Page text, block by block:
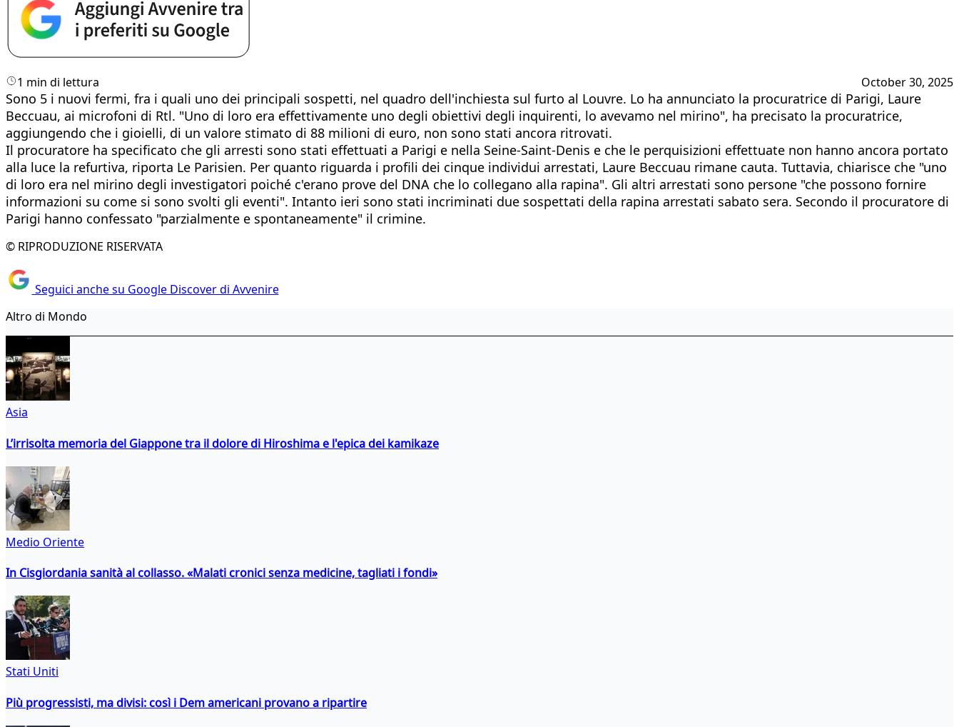
1 min di lettura October 30, 2025
Sono 5 i nuovi fermi, fra i quali uno dei principali sospetti, nel quadro dell'inchiesta sul furto al Louvre. Lo ha annunciato la procuratrice di Parigi, Laure
Beccuau, ai microfoni di Rtl. "Uno di loro era effettivamente uno degli obiettivi degli inquirenti, lo avevamo nel mirino", ha precisato la procuratrice,
aggiungendo che i gioielli, di un valore stimato di 88 milioni di euro, non sono stati ancora ritrovati.
Il procuratore ha specificato che gli arresti sono stati effettuati a Parigi e nella Seine-Saint-Denis e che le perquisizioni effettuate non hanno ancora portato
alla luce la refurtiva, riporta Le Parisien. Per quanto riguarda i profili dei cinque individui arrestati, Laure Beccuau rimane cauta. Tuttavia, chiarisce che "uno
di loro era nel mirino degli investigatori poiché c'erano prove del DNA che lo collegano alla rapina". Gli altri arrestati sono persone "che possono fornire
informazioni su come si sono svolti gli eventi". Intanto ieri sono stati incriminati due sospettati della rapina arrestati sabato sera. Secondo il procuratore di
Parigi hanno confessato "parzialmente e spontaneamente" il crimine.
© RIPRODUZIONE RISERVATA
Seguici anche su Google Discover di Avvenire
Altro di Mondo
Asia
L’irrisolta memoria del Giappone tra il dolore di Hiroshima e l'epica dei kamikaze
Medio Oriente
In Cisgiordania sanità al collasso. «Malati cronici senza medicine, tagliati i fondi»
Stati Uniti
Più progressisti, ma divisi: così i Dem americani provano a ripartire